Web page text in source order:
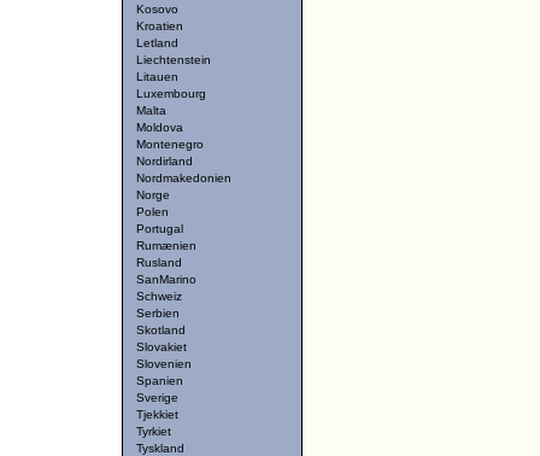
Kosovo
Kroatien
Letland
Liechtenstein
Litauen
Luxembourg
Malta
Moldova
Montenegro
Nordirland
Nordmakedonien
Norge
Polen
Portugal
Rumænien
Rusland
SanMarino
Schweiz
Serbien
Skotland
Slovakiet
Slovenien
Spanien
Sverige
Tjekkiet
Tyrkiet
Tyskland